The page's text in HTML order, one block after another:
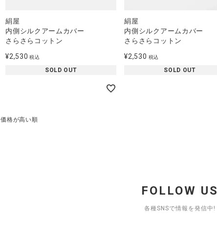
絹屋
内側シルクアームカバー
さらさらコットン
¥2,530 税込
SOLD OUT
絹屋
内側シルクアームカバー
さらさらコットン
¥2,530 税込
SOLD OUT
価格が高い順
FOLLOW US
各種SNSで情報を発信中!